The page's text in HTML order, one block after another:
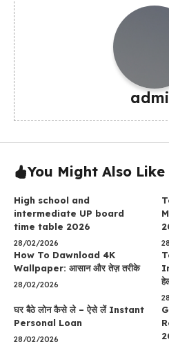
You Might Also Like
High school and
intermediate UP board
time table 2026
28/02/2026
How To Dawnload 4K
Wallpaper: आसान और तेज़ तरीके
28/02/2026
घर बैठे लोन कैसे ले – ऐसे लें Instant
Personal Loan
28/02/2026